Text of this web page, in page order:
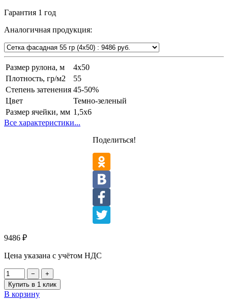
Гарантия 1 год
Аналогичная продукция:
Размер рулона, м
4х50
Плотность, гр/м2
55
Степень затенения 45-50%
Цвет
Темно-зеленый
Размер ячейки, мм 1,5х6
Все характеристики...
Поделиться!
9486 ₽
Цена указана с учётом НДС
−
+
Купить в 1 клик
В корзину